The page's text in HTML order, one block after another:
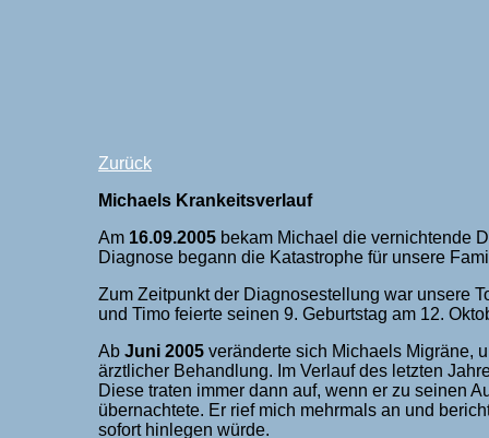
Zurück
Michaels Krankeitsverlauf
Am 16.09.2005 bekam Michael die vernichtende
Diagnose begann die Katastrophe für unsere
Zum Zeitpunkt der Diagnosestellung war unsere
und Timo feierte seinen 9. Geburtstag am 12.
Ab Juni 2005 veränderte sich Michaels Migräne,
ärztlicher Behandlung. Im Verlauf des letzten
Diese traten immer dann auf, wenn er zu seinen
übernachtete. Er rief mich mehrmals an und
sofort hinlegen würde.